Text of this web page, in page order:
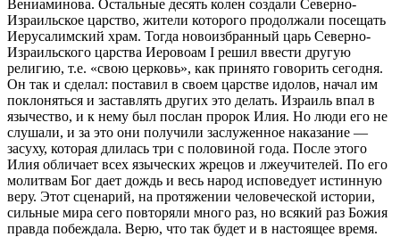
Вениаминова. Остальные десять колен создали Северно-
Израильское царство, жители которого продолжали посещать
Иерусалимский храм. Тогда новоизбранный царь Северно-
Израильского царства Иеровоам I решил ввести другую
религию, т.е. «свою церковь», как принято говорить сегодня.
Он так и сделал: поставил в своем царстве идолов, начал им
поклоняться и заставлять других это делать. Израиль впал в
язычество, и к нему был послан пророк Илия. Но люди его не
слушали, и за это они получили заслуженное наказание —
засуху, которая длилась три с половиной года. После этого
Илия обличает всех языческих жрецов и лжеучителей. По его
молитвам Бог дает дождь и весь народ исповедует истинную
веру. Этот сценарий, на протяжении человеческой истории,
сильные мира сего повторяли много раз, но всякий раз Божия
правда побеждала. Верю, что так будет и в настоящее время.